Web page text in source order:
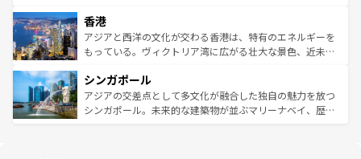
とつ。フォーやバインミー、ベトナムコーヒーなどは、ぜ
ひ現地で味わいたい。どの地域を訪れてもあたたかい人々
が旅行者を迎えてくれるので、きっと忘れられない旅にな
参照してほしい。
の活気が交差している。北部ではチェンマイなどの山岳地
帯で自然と触れ合い、南部ではプーケットやクラビの美し
いビーチでリゾート気分を楽しむことができる。タイ料理
激する。気候は一年中温暖で、どの季節にも異なる楽しみ
が待っている。親しみやすいタイの人々、仏教を中心とし
た文化、そして多様な観光資源が、訪れる旅人を魅了し続
香港
アジアと西洋の文化が交わる香港は、特有のエネルギーを
もっている。ヴィクトリア湾に広がる壮大な景色、近未来
み、どこを訪れても感動するはず。観光スポットが密集し
ており、効率よく見どころを回れるのも魅力。息をのむよ
うな絶景から文化的な体験まで、香港を存分に楽しみ尽く
シンガポール
アジアの交差点として多文化が融合した独自の魅力を放つ
シンガポール。未来的な建築物が並ぶマリーナベイ、歴史